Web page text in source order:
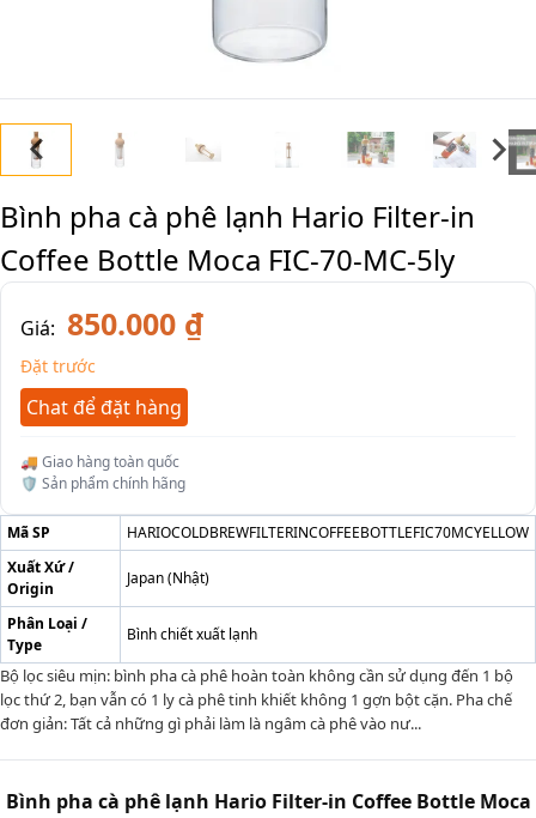
Bình pha cà phê lạnh Hario Filter-in
Coffee Bottle Moca FIC-70-MC-5ly
Giá: 850.000 ₫
Đặt trước
Chat để đặt hàng
🚚 Giao hàng toàn quốc
🛡️ Sản phẩm chính hãng
Mã SP
HARIOCOLDBREWFILTERINCOFFEEBOTTLEFIC70MCYELLOW
Xuất Xứ /
Origin
Japan (Nhật)
Phân Loại /
Type
Bình chiết xuất lạnh
Bộ lọc siêu mịn: bình pha cà phê hoàn toàn không cần sử dụng đến 1 bộ
lọc thứ 2, bạn vẫn có 1 ly cà phê tinh khiết không 1 gợn bột cặn. Pha chế
đơn giản: Tất cả những gì phải làm là ngâm cà phê vào nư...
Bình pha cà phê lạnh Hario Filter-in Coffee Bottle Moca